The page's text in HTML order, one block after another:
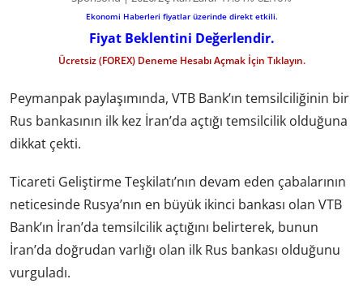
Ekonomi Haberleri fiyatlar üzerinde direkt etkili.
Fiyat Beklentini Değerlendir.
Ücretsiz (FOREX) Deneme Hesabı Açmak İçin Tıklayın.
Peymanpak paylaşımında, VTB Bank’ın temsilciliğinin bir
Rus bankasının ilk kez İran’da açtığı temsilcilik olduğuna
dikkat çekti.
Ticareti Geliştirme Teşkilatı’nın devam eden çabalarının
neticesinde Rusya’nın en büyük ikinci bankası olan VTB
Bank’ın İran’da temsilcilik açtığını belirterek, bunun
İran’da doğrudan varlığı olan ilk Rus bankası olduğunu
vurguladı.